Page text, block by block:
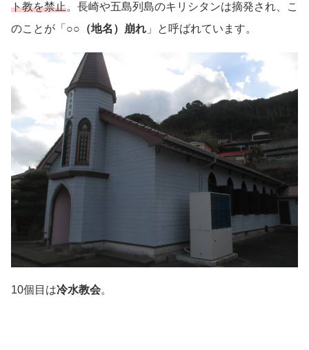
ト教を禁止。長崎や五島列島のキリシタンは摘発され、こ
のことが「 ○○（地名）崩れ 」と呼ばれています。
10個目は冷水教会。